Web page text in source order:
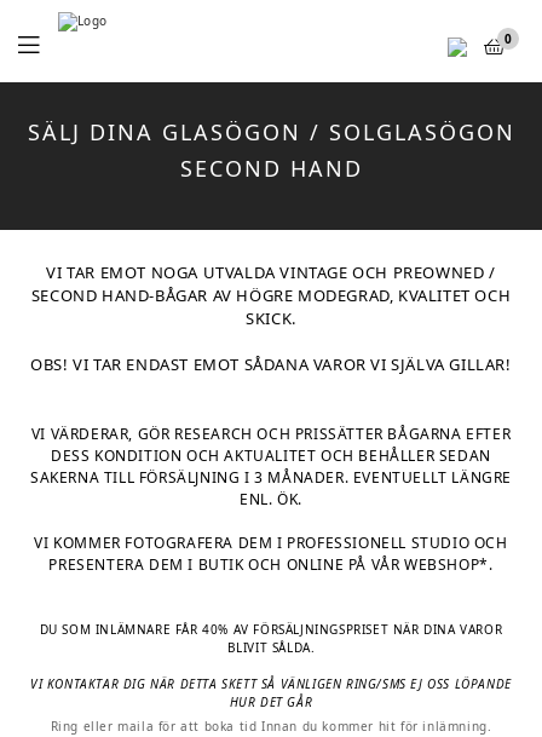
Menu 0
SÄLJ DINA GLASÖGON / SOLGLASÖGON
SECOND HAND
VI TAR EMOT NOGA UTVALDA VINTAGE OCH PREOWNED /
SECOND HAND-BÅGAR AV HÖGRE MODEGRAD, KVALITET OCH
SKICK.
OBS! VI TAR ENDAST EMOT SÅDANA VAROR VI SJÄLVA GILLAR!
VI VÄRDERAR, GÖR RESEARCH OCH PRISSÄTTER BÅGARNA EFTER
DESS KONDITION OCH AKTUALITET OCH BEHÅLLER SEDAN
SAKERNA TILL FÖRSÄLJNING I 3 MÅNADER. EVENTUELLT LÄNGRE
ENL. ÖK.
VI KOMMER FOTOGRAFERA DEM I PROFESSIONELL STUDIO OCH
PRESENTERA DEM I BUTIK OCH ONLINE PÅ VÅR WEBSHOP*.
DU SOM INLÄMNARE FÅR 40% AV FÖRSÄLJNINGSPRISET NÄR DINA VAROR
BLIVIT SÅLDA.
VI KONTAKTAR DIG NÄR DETTA SKETT SÅ VÄNLIGEN RING/SMS EJ OSS LÖPANDE
HUR DET GÅR
Ring eller maila för att boka tid Innan du kommer hit för inlämning.